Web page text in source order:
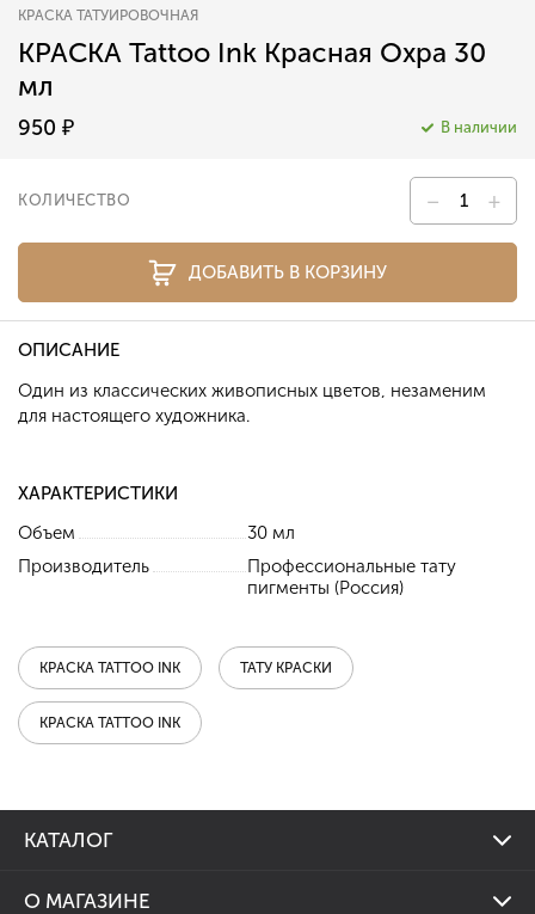
КРАСКА ТАТУИРОВОЧНАЯ
КРАСКА Tattoo Ink Красная Охра 30
мл
950 ₽ В наличии
КОЛИЧЕСТВО – +
ДОБАВИТЬ В КОРЗИНУ
ОПИСАНИЕ
Один из классических живописных цветов, незаменим
для настоящего художника.
ХАРАКТЕРИСТИКИ
Объем
30 мл
Производитель
Профессиональные тату
пигменты (Россия)
КРАСКА TATTOO INK ТАТУ КРАСКИ
КРАСКА TATTOO INK
КАТАЛОГ
О МАГАЗИНЕ